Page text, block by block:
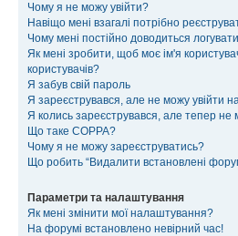
Чому я не можу увійти?
Навіщо мені взагалі потрібно
Чому мені постійно доводиться
Як мені зробити, щоб моє ім'я
користувачів?
Я забув свій пароль
Я зареєструвався, але не можу увійти
Я колись зареєструвався, але тепер
Що таке COPPA?
Чому я не можу зареєструватись?
Що робить “Видалити встановлені
Параметри та налаштування
Як мені змінити мої налаштування?
На форумі встановлено невірний час!